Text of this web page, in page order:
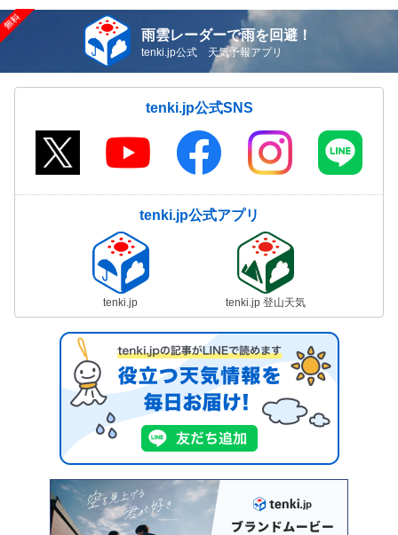
雨雲レーダーで雨を回避！
tenki.jp公式 天気予報アプリ
tenki.jp公式SNS
tenki.jp公式アプリ
tenki.jp tenki.jp 登山天気